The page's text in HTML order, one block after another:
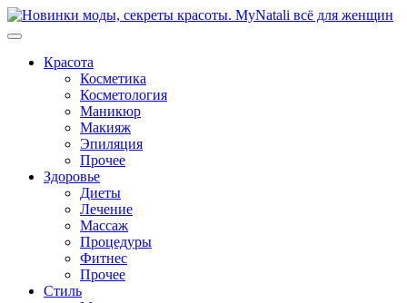
Перейти
к
Красота
Косметика
Косметология
Маникюр
Макияж
Эпиляция
Прочее
Здоровье
Диеты
Лечение
Массаж
Процедуры
Фитнес
Прочее
Стиль